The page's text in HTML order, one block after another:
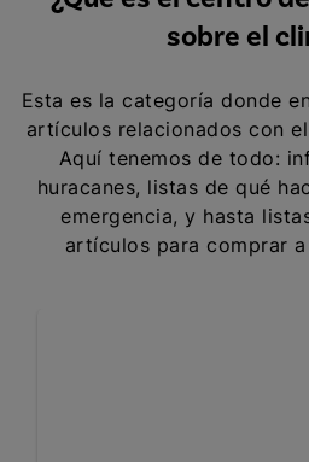
sobre el
Esta es la categoría donde
artículos relacionados con
Aquí tenemos de todo:
huracanes, listas de qué
emergencia, y hasta
artículos para comprar